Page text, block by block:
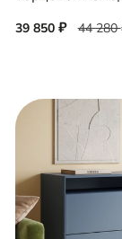
39 850 44 280